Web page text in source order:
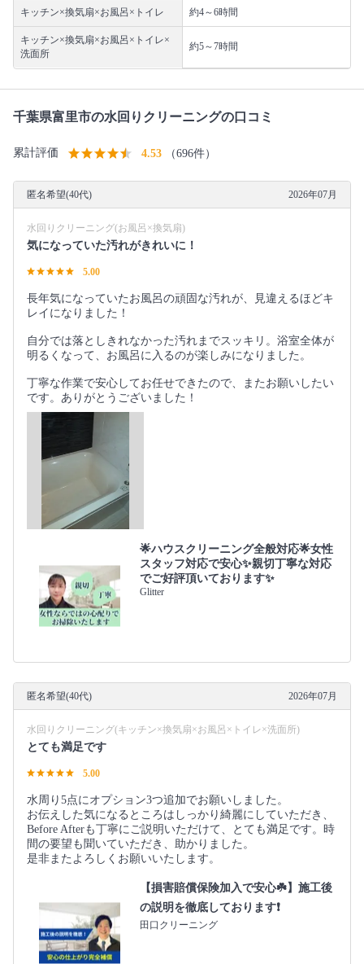
キッチン×換気扇×お風呂×トイレ 約4～6時間
キッチン×換気扇×お風呂×トイレ×
洗面所
約5～7時間
千葉県富里市の水回りクリーニングの口コミ
累計評価 4.53 （696件）
匿名希望(40代) 2026年07月
水回りクリーニング(お風呂×換気扇)
気になっていた汚れがきれいに！
5.00
長年気になっていたお風呂の頑固な汚れが、見違えるほどキ
レイになりました！
自分では落としきれなかった汚れまでスッキリ。浴室全体が
明るくなって、お風呂に入るのが楽しみになりました。
丁寧な作業で安心してお任せできたので、またお願いしたい
です。ありがとうございました！
🌟ハウスクリーニング全般対応🌟女性
スタッフ対応で安心✨親切丁寧な対応
でご好評頂いております✨
Glitter
匿名希望(40代) 2026年07月
水回りクリーニング(キッチン×換気扇×お風呂×トイレ×洗面所)
とても満足です
5.00
水周り5点にオプション3つ追加でお願いしました。
お伝えした気になるところはしっかり綺麗にしていただき、
Before Afterも丁寧にご説明いただけて、とても満足です。時
間の要望も聞いていただき、助かりました。
是非またよろしくお願いいたします。
【損害賠償保険加入で安心☘️】施工後
の説明を徹底しております❗️
田口クリーニング